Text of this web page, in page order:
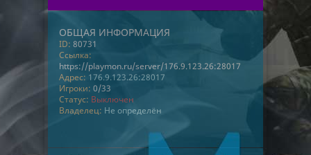
ОБЩАЯ ИНФОРМАЦИЯ
ID: 80731
Ссылка:
https://playmon.ru/server/176.9.123.26:28017
Адрес: 176.9.123.26:28017
Игроки: 0/33
Статус: Выключен
Владелец: Не определён